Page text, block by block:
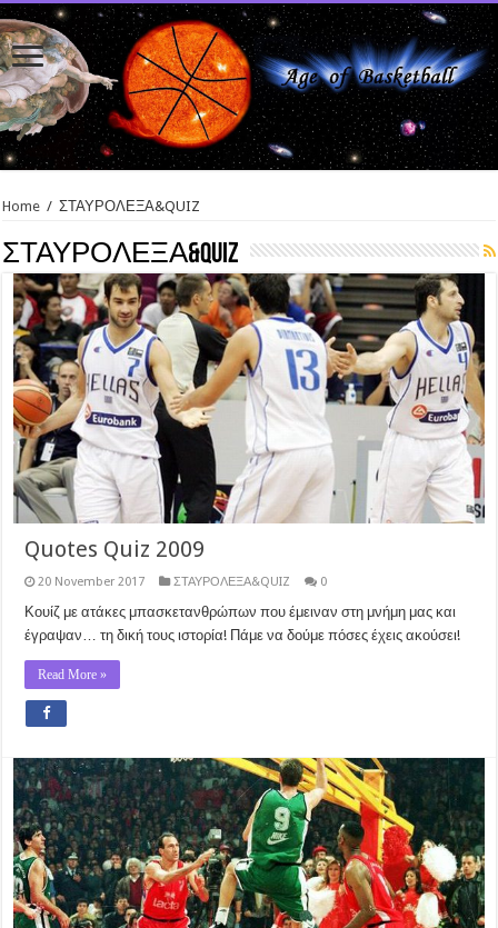
Home / ΣΤΑΥΡΟΛΕΞΑ&QUIZ
ΣΤΑΥΡΟΛΕΞΑ&QUIZ
Quotes Quiz 2009
20 November 2017 ΣΤΑΥΡΟΛΕΞΑ&QUIZ 0
Κουίζ με ατάκες μπασκετανθρώπων που έμειναν στη μνήμη μας και
έγραψαν… τη δική τους ιστορία! Πάμε να δούμε πόσες έχεις ακούσει!
Read More »